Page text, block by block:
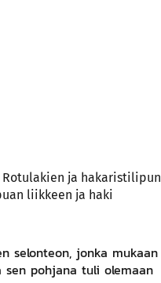
Rotulakien ja hakaristilipun
liikkeen ja haki
selonteon, jonka mukaan
pohjana tuli olemaan